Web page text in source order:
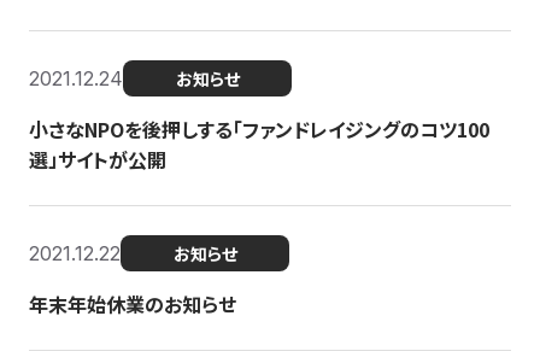
2021.12.24 お知らせ
小さなNPOを後押しする「ファンドレイジングのコツ100
選」サイトが公開
2021.12.22 お知らせ
年末年始休業のお知らせ